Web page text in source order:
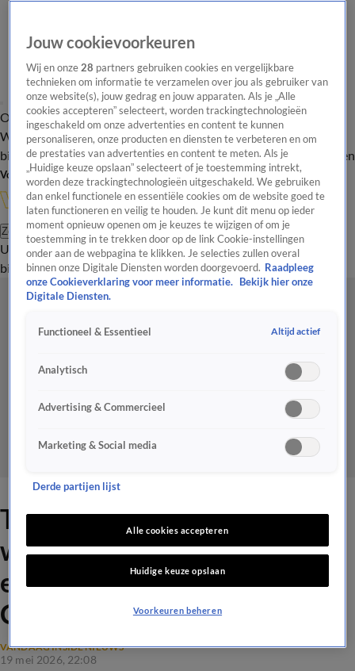
Overzicht Onze programma's Uitzendingen Onze gezichten
In de
WandelgangenInterviewsUitzending
bijwonenPodcastShopVeelgestelde vragenKijkersvraag insturen
Volg Vandaag Inside
Zoeken
UitzendingenVandaag InsideDe OranjezomerShopUitzending
bijwonen
Tina Nijkamp legt uit:
waarom is Vandaag Inside
eigenlijk neergestreken op
Curaçao?
VANDAAG INSIDE NIEUWS
19 mei 2026, 22:08
Jouw cookievoorkeuren
Wij en onze28 partners gebruiken cookies en vergelijkbare
technieken om informatie te verzamelen over jou als gebruiker van
onze website(s), jouw gedrag en jouw apparaten. Als je „Alle
cookies accepteren” selecteert, worden trackingtechnologieën
ingeschakeld om onze advertenties en content te kunnen
personaliseren, onze producten en diensten te verbeteren en om
de prestaties van advertenties en content te meten. Als je
„Huidige keuze opslaan” selecteert of je toestemming intrekt,
worden deze trackingtechnologieën uitgeschakeld. We gebruiken
dan enkel functionele en essentiële cookies om de website goed te
laten functioneren en veilig te houden. Je kunt dit menu op ieder
moment opnieuw openen om je keuzes te wijzigen of om je
toestemming in te trekken door op de link Cookie-instellingen
onder aan de webpagina te klikken. Je selecties zullen overal
binnen onze Digitale Diensten worden doorgevoerd. Raadpleeg
onze Cookieverklaring voor meer informatie.
Bekijk hier onze
Digitale Diensten.
Functioneel & Essentieel Altijd actief
Analytisch
Advertising & Commercieel
Marketing & Social media
Derde partijen lijst
Alle cookies accepteren
Huidige keuze opslaan
Voorkeuren beheren